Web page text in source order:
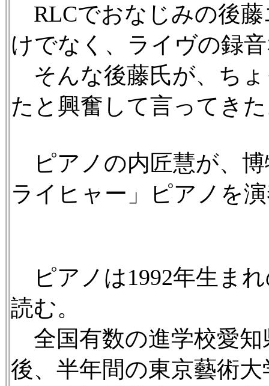
RLCでおなじみの後
けでなく、ライヴの録
そんな後藤氏が、ち
たと興奮して言ってき
ピアノの内匠慧が、博
ライヒャー」ピアノを
ピアノは1992年生ま
読む。
全国有数の進学校愛知
後、半年間の東京藝術